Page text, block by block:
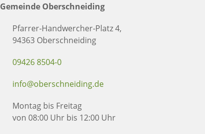
Gemeinde Oberschneiding
Pfarrer-Handwercher-Platz 4,
94363 Oberschneiding
09426 8504-0
info@oberschneiding.de
Montag bis Freitag
von 08:00 Uhr bis 12:00 Uhr